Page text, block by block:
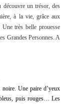
un trésor, des
à la vie, grâce aux
très belle prouesse
Grandes Personnes. A
Une paire d’yeux
puis rouges… Les